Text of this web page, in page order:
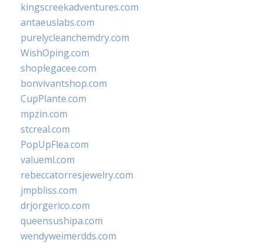
kingscreekadventures.com
antaeuslabs.com
purelycleanchemdry.com
WishOping.com
shoplegacee.com
bonvivantshop.com
CupPlante.com
mpzin.com
stcreal.com
PopUpFlea.com
valueml.com
rebeccatorresjewelry.com
jmpbliss.com
drjorgerico.com
queensushipa.com
wendyweimerdds.com